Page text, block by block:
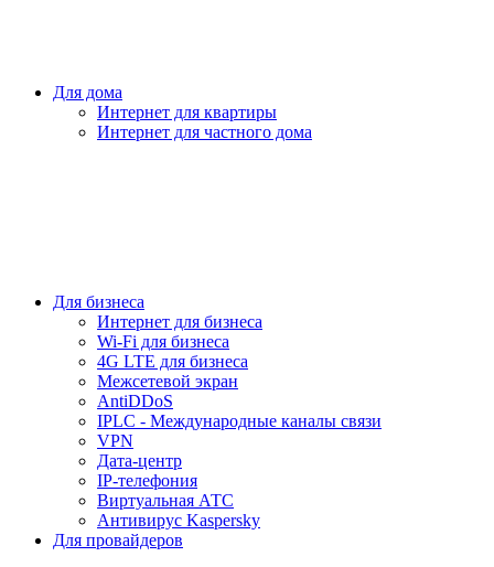
Для дома
Интернет для квартиры
Интернет для частного дома
Для бизнеса
Интернет для бизнеса
Wi-Fi для бизнеса
4G LTE для бизнеса
Межсетевой экран
AntiDDoS
IPLC - Международные каналы связи
VPN
Дата-центр
IP-телефония
Виртуальная АТС
Антивирус Kaspersky
Для провайдеров